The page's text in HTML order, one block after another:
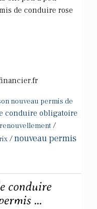
de conduire rose
nouveau permis de
conduire obligatoire
/
/nouveau permis
conduire
...